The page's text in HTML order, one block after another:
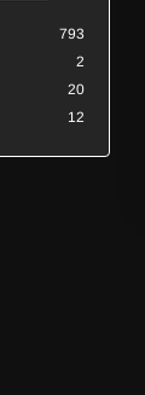
793
2
20
12